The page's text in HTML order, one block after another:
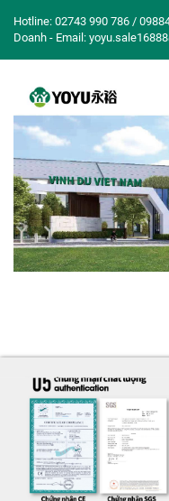
Hotline: 02743 990 786 /
Doanh - Email: